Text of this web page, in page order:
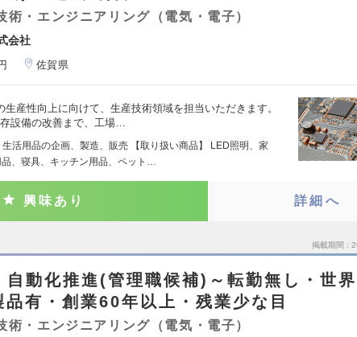
術・エンジニアリング（電気・電子）
会社
佐賀県
生産性向上に向けて、生産技術領域を担当いただきます。
設備の改善まで、工場…
生活用品の企画、製造、販売 【取り扱い商品】 LED照明、家
、寝具、キッチン用品、ペット…
興味あり 詳細へ
掲載期間
自動化推進(管理職候補)～転勤無し・世
品有・創業60年以上・残業少な目
術・エンジニアリング（電気・電子）